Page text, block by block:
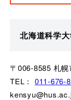
北海道科学
〒006-8585 札
TEL： 011-676-